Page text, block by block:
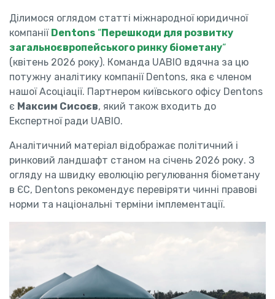
Ділимося оглядом статті міжнародної юридичної
компанії Dentons “Перешкоди для розвитку
загальноєвропейського ринку біометану“
(квітень 2026 року). Команда UABIO вдячна за цю
потужну аналітику компанії Dentons, яка є членом
нашої Асоціації. Партнером київського офісу Dentons
є Максим Сисоєв, який також входить до
Експертної ради UABIO.
Аналітичний матеріал відображає політичний і
ринковий ландшафт станом на січень 2026 року. З
огляду на швидку еволюцію регулювання біометану
в ЄС, Dentons рекомендує перевіряти чинні правові
норми та національні терміни імплементації.